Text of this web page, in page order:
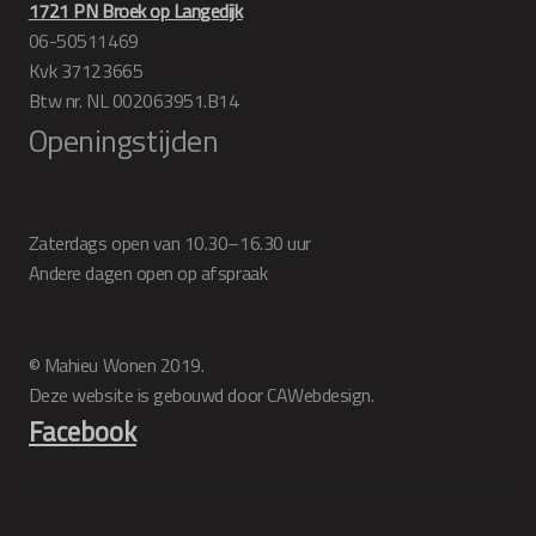
1721 PN Broek op Langedijk
06-50511469
Kvk 37123665
Btw nr. NL 002063951.B14
Openingstijden
Zaterdags open van 10.30–16.30 uur
Andere dagen open op afspraak
© Mahieu Wonen 2019.
Deze website is gebouwd door CAWebdesign.
Facebook